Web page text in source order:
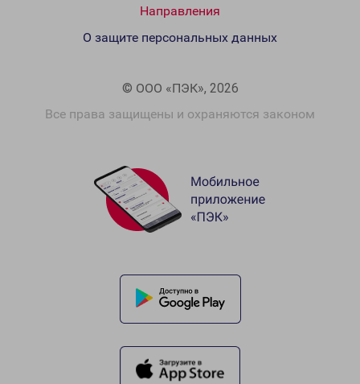
Направления
© ООО «ПЭК», 2026
Все права защищены и охраняются законом
О защите персональных данных